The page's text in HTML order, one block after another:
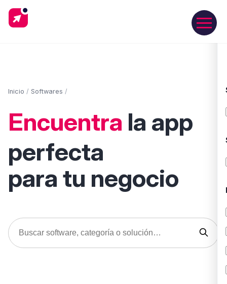
Inicio / Softwares /
Encuentra la app
perfecta
para tu negocio